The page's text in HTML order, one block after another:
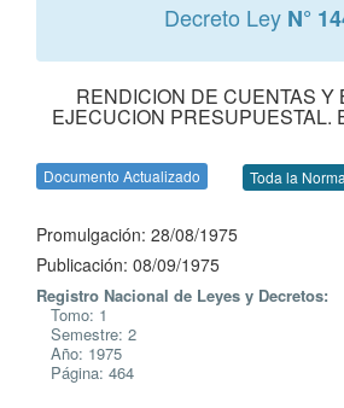
Decreto Ley N°
RENDICION DE CUENTAS Y
EJECUCION PRESUPUESTAL.
Documento Actualizado Toda la Norma
Promulgación: 28/08/1975
Publicación: 08/09/1975
Registro Nacional de Leyes y Decretos:
Tomo: 1
Semestre: 2
Año: 1975
Página: 464